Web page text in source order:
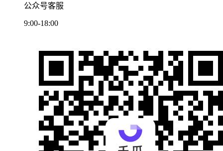
公众号客服
9:00-18:00